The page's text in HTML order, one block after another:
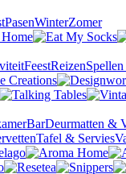
PasenWinterZomer
FeestReizen
BarDeurmatten &
Tafel & Servies